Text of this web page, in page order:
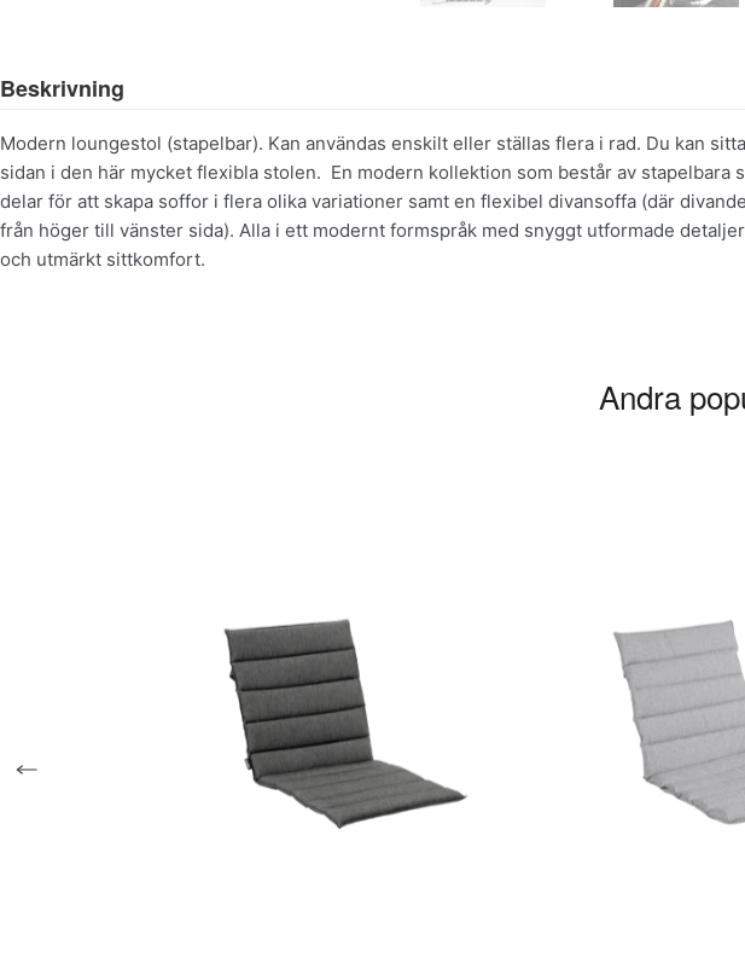
Beskrivning
Modern loungestol (stapelbar). Kan användas enskilt eller ställas flera i rad. Du kan
sidan i den här mycket flexibla stolen. En modern kollektion som består av stapelbara
delar för att skapa soffor i flera olika variationer samt en flexibel divansoffa (där
från höger till vänster sida). Alla i ett modernt formspråk med snyggt utformade
och utmärkt sittkomfort.
Andra